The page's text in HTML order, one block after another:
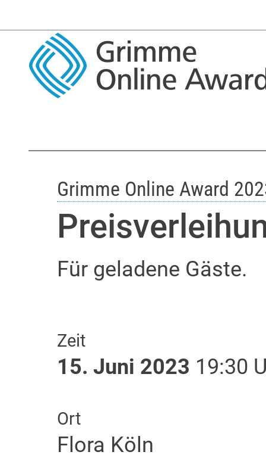
Grimme Online Award
Für geladene Gäste.
Zeit
15. Juni 2023 19:30
Ort
Flora Köln